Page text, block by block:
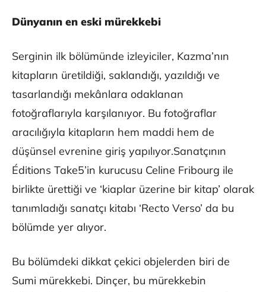
Dünyanın en eski mürekkebi
Serginin ilk bölümünde izleyiciler, Kazma’nın
kitapların üretildiği, saklandığı, yazıldığı ve
tasarlandığı mekânlara odaklanan
fotoğraflarıyla karşılanıyor. Bu fotoğraflar
aracılığıyla kitapların hem maddi hem de
düşünsel evrenine giriş yapılıyor.Sanatçının
Éditions Take5’in kurucusu Celine Fribourg ile
birlikte ürettiği ve ‘kiaplar üzerine bir kitap’ olarak
tanımladığı sanatçı kitabı ‘Recto Verso’ da bu
bölümde yer alıyor.
Bu bölümdeki dikkat çekici objelerden biri de
Sumi mürekkebi. Dinçer, bu mürekkebin